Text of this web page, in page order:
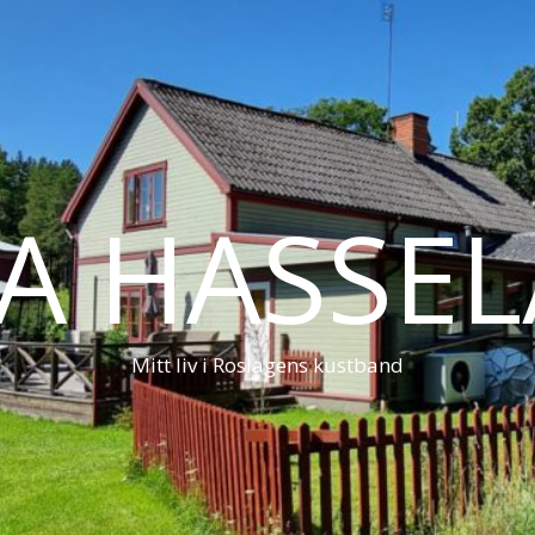
Mitt liv i Roslagens kustband